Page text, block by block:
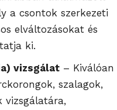
a csontok szerkezeti
elváltozásokat és
ki.
vizsgálat – Kiválóan
szalagok,
vizsgálatára,